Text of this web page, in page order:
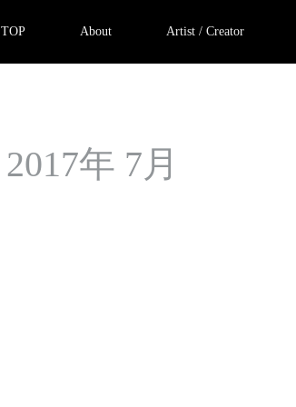
TOP About Artist / Creator
2017年 7月